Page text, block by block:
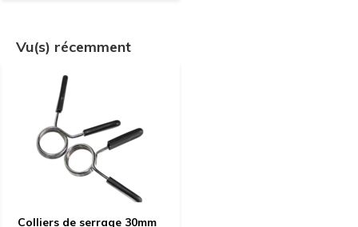
Vu(s) récemment
Colliers de serrage 30mm